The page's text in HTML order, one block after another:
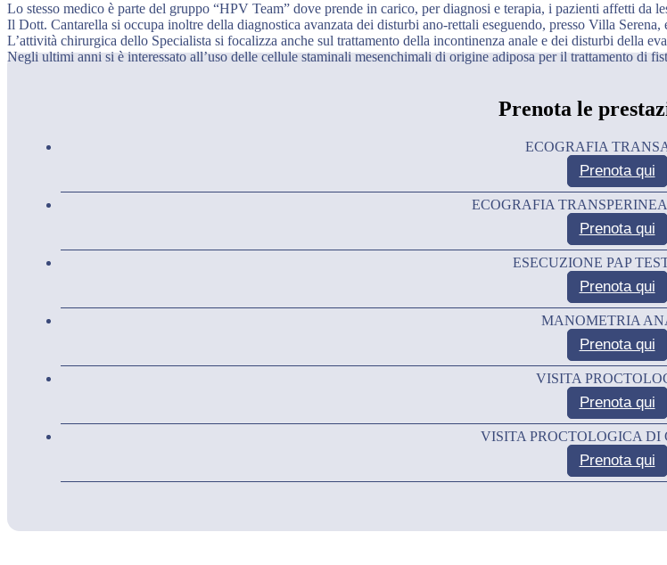
Lo stesso medico è parte del gruppo “HPV Team” dove prende in carico, per diagnosi e terapia, i pazienti affetti da
Il Dott. Cantarella si occupa inoltre della diagnostica avanzata dei disturbi ano-rettali eseguendo, presso Villa Serena,
L’attività chirurgica dello Specialista si focalizza anche sul trattamento della incontinenza anale e dei disturbi della
Negli ultimi anni si è interessato all’uso delle cellule staminali mesenchimali di origine adiposa per il trattamento di
Prenota le
ECOGRAFIA
Prenota qui
ECOGRAFIA
Prenota qui
ESECUZIONE PAP
Prenota qui
MANOMETRIA
Prenota qui
VISITA
Prenota qui
VISITA PROCTOLOGICA DI
Prenota qui